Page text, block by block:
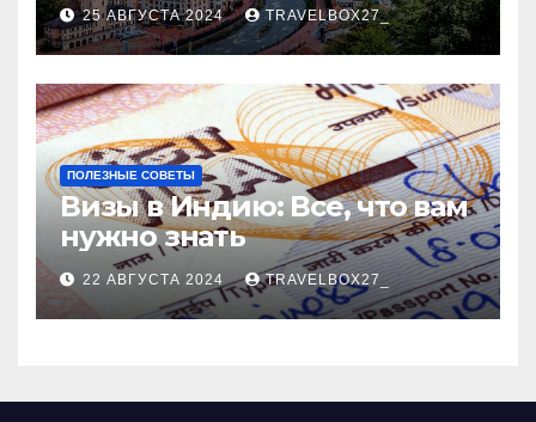
25 АВГУСТА 2024 TRAVELBOX27_
ПОЛЕЗНЫЕ СОВЕТЫ
Визы в Индию: Все, что вам
нужно знать
22 АВГУСТА 2024 TRAVELBOX27_